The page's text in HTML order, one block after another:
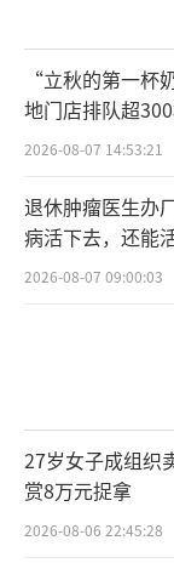
“立秋的第一杯
地门店排队超
2026-08-07 14:53:21
退休肿瘤医生办
病活下去，还能
2026-08-07 09:00:03
27岁女子成组织
赏8万元捉拿
2026-08-06 22:45:28